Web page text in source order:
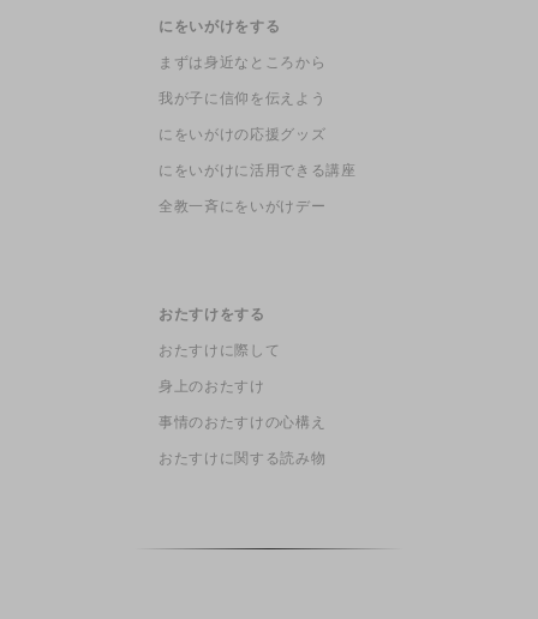
にをいがけをする
まずは身近なところから
我が子に信仰を伝えよう
にをいがけの応援グッズ
にをいがけに活用できる講座
全教一斉にをいがけデー
おたすけをする
おたすけに際して
身上のおたすけ
事情のおたすけの心構え
おたすけに関する読み物